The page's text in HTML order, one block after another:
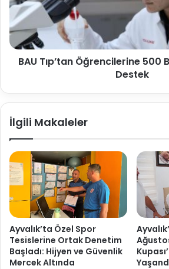
BAU Tıp’tan Öğrencilerine 500
Destek
İlgili Makaleler
Ayvalık’ta Özel Spor
Tesislerine Ortak Denetim
Başladı: Hijyen ve Güvenlik
Mercek Altında